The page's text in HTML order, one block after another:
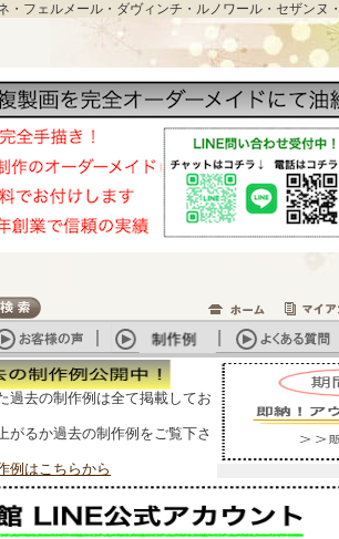
フェルメール・ダヴィンチ・ルノワール・セザンヌ
過去の制作例は全て掲載してお
がるか過去の制作例をご覧下さ
はこちらから